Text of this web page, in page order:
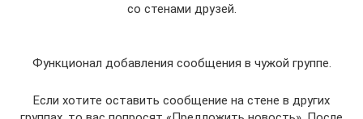
со стенами друзей.
Функционал добавления сообщения в чужой группе.
Если хотите оставить сообщение на стене в других